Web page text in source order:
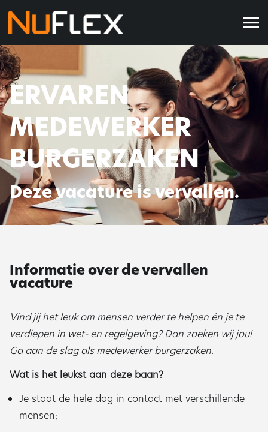
ERVAREN
MEDEWERKER
BURGERZAKEN
Deze vacature is vervallen.
Informatie over de vervallen
vacature
Vind jij het leuk om mensen verder te helpen én je te
verdiepen in wet- en regelgeving? Dan zoeken wij jou!
Ga aan de slag als medewerker burgerzaken.
Wat is het leukst aan deze baan?
Je staat de hele dag in contact met verschillende
mensen;